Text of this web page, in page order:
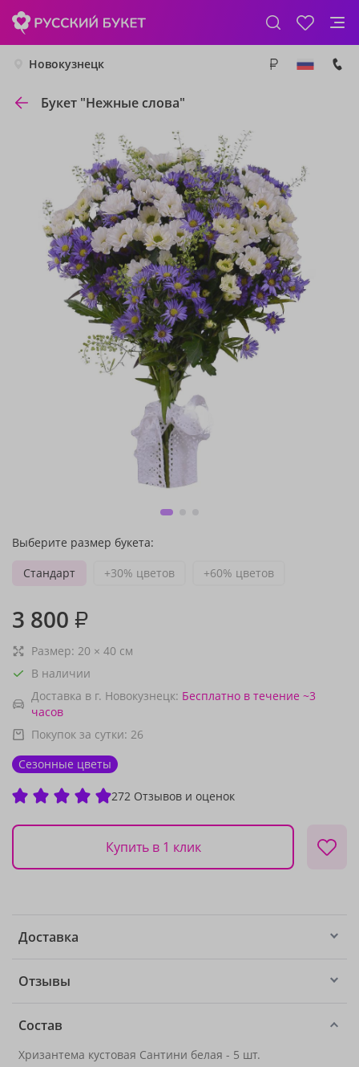
Новокузнецк
Букет "Нежные слова"
Выберите размер букета:
Стандарт
+30% цветов +60% цветов
3 800 ₽
Размер: 20 × 40 см
В наличии
Доставка в г. Новокузнецк: Бесплатно в течение ~3
часов
Покупок за сутки: 26
Сезонные цветы
272 Отзывов и оценок
Купить в 1 клик
Доставка
Отзывы
Состав
Хризантема кустовая Сантини белая - 5 шт.